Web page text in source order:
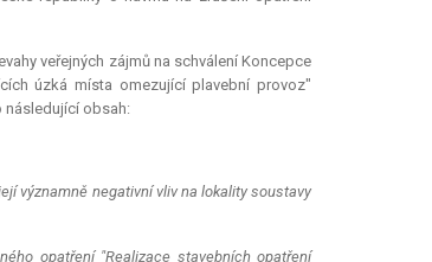
veřejných zájmů na schválení Koncepce
úzká místa omezující plavební provoz"
následující obsah:
významně negativní vliv na lokality soustavy
opatření "Realizace stavebních opatření